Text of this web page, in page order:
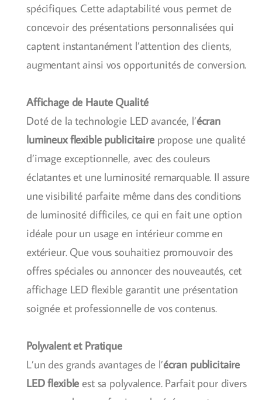
spécifiques. Cette adaptabilité vous permet de
concevoir des présentations personnalisées qui
captent instantanément l’attention des clients,
augmentant ainsi vos opportunités de conversion.
Affichage de Haute Qualité
Doté de la technologie LED avancée, l’écran
lumineux flexible publicitairepropose une qualité
d’image exceptionnelle, avec des couleurs
éclatantes et une luminosité remarquable. Il assure
une visibilité parfaite même dans des conditions
de luminosité difficiles, ce qui en fait une option
idéale pour un usage en intérieur comme en
extérieur. Que vous souhaitiez promouvoir des
offres spéciales ou annoncer des nouveautés, cet
affichage LED flexible garantit une présentation
soignée et professionnelle de vos contenus.
Polyvalent et Pratique
L’un des grands avantages de l’écran publicitaire
LED flexible est sa polyvalence. Parfait pour divers